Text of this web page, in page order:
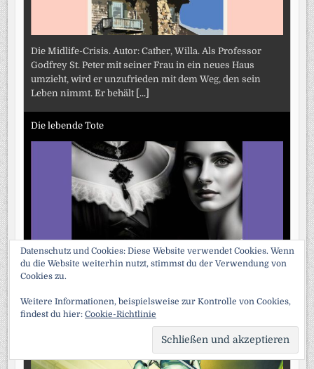
Die Midlife-Crisis. Autor: Cather, Willa. Als Professor
Godfrey St. Peter mit seiner Frau in ein neues Haus
umzieht, wird er unzufrieden mit dem Weg, den sein
Leben nimmt. Er behält [...]
Die lebende Tote
Mystery-Krimi. Autor: Collins, Wilkie. Als im Herbst 1870
die französischen und deutschen Armeen in einen
das Haus[...]
Datenschutz und Cookies: Diese Website verwendet Cookies. Wenn
du die Website weiterhin nutzt, stimmst du der Verwendung von
Cookies zu.
Weitere Informationen, beispielsweise zur Kontrolle von Cookies,
findest du hier: Cookie-Richtlinie
TO
TOP